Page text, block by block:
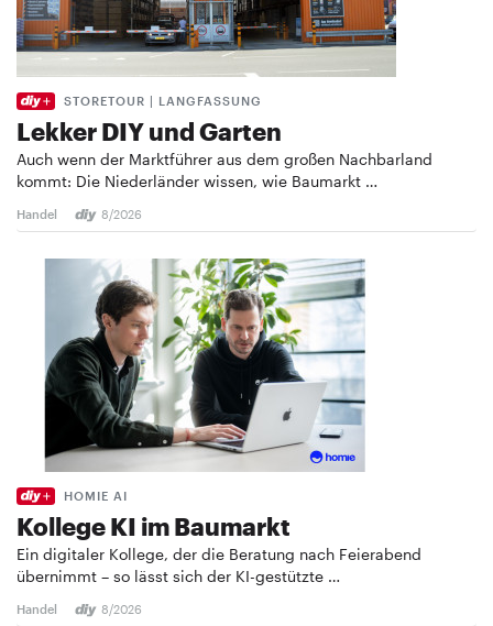
STORETOUR | LANGFASSUNG
Lekker DIY und Garten
Auch wenn der Marktführer aus dem großen Nachbarland
kommt: Die Niederländer wissen, wie Baumarkt …
Handel 8/2026
HOMIE AI
Kollege KI im Baumarkt
Ein digitaler Kollege, der die Beratung nach Feierabend
übernimmt – so lässt sich der KI-gestützte …
Handel 8/2026